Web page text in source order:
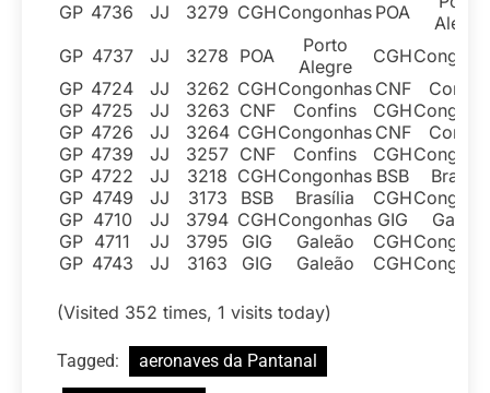
GP 4736 JJ 3279 CGHCongonhas POA
Alegre
GP 4737 JJ 3278 POA
Porto
Alegre
CGH
GP 4724 JJ 3262 CGHCongonhas CNF
GP 4725 JJ 3263 CNF Confins CGH
GP 4726 JJ 3264 CGHCongonhas CNF
GP 4739 JJ 3257 CNF Confins CGH
GP 4722 JJ 3218 CGHCongonhas BSB
Brasília
GP 4749 JJ 3173 BSB Brasília CGH
GP 4710 JJ 3794 CGHCongonhas GIG
Galeão
GP 4711 JJ 3795 GIG Galeão CGH
GP 4743 JJ 3163 GIG Galeão CGH
(Visited 352 times, 1 visits today)
Tagged:
aeronaves da Pantanal